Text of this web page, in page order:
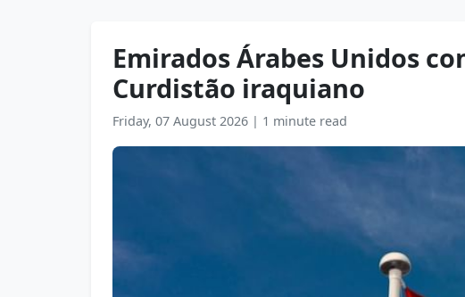
Emirados Árabes Unidos
Curdistão iraquiano
Friday, 07 August 2026 | 1 minute read